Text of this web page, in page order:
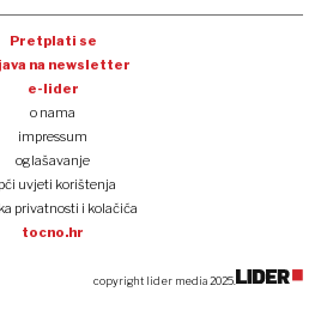
Pretplati se
na newsletter
e-lider
o nama
impressum
oglašavanje
uvjeti korištenja
privatnosti i kolačića
tocno.hr
copyright lider media 2025.